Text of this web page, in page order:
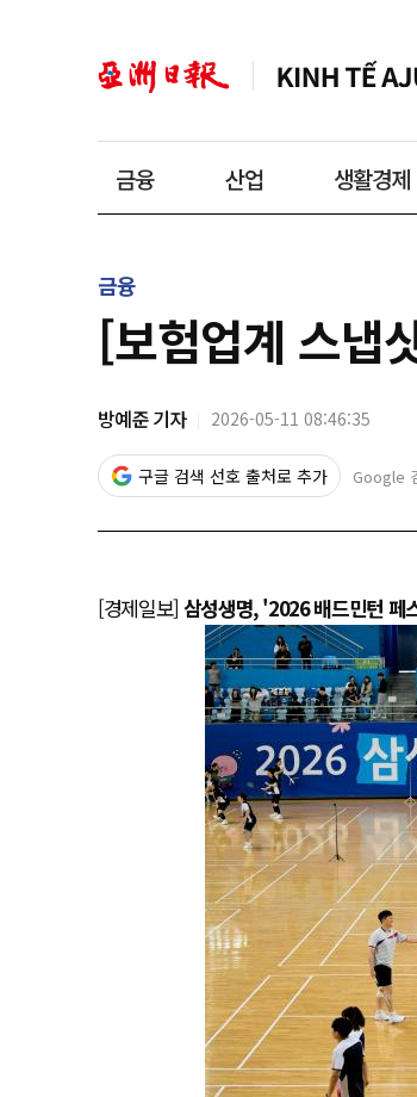
금융 산업 생활경제
금융
[보험업계 스냅
방예준 기자 2026-05-11 08:46:35
구글 검색 선호 출처로 추가 Google
[경제일보] 삼성생명, '2026 배드민턴 페